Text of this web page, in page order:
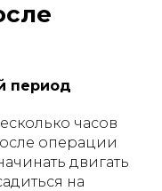
период
часов
операции
двигать
на